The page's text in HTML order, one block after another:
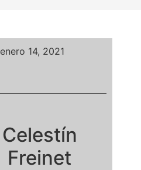
enero 14, 2021
Celestín
Freinet